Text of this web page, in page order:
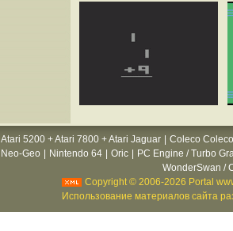
Atari 5200 + Atari 7800 + Atari Jaguar
Coleco
Neo-Geo Nintendo 64 Oric
PC Engine / Turbo
WonderSwan /
Copyright © 2006-2026 Portal
Использование материалов сайта